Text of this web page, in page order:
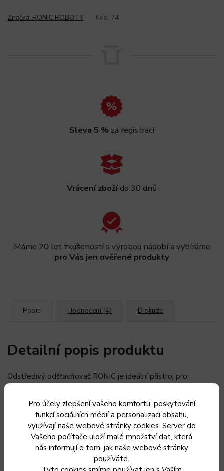
Pro účely zlepšení vašeho komfortu, poskytování
funkcí sociálních médií a personalizaci obsahu,
využívají naše webové stránky cookies. Server do
Vašeho počítače uloží malé množství dat, která
nás informují o tom, jak naše webové stránky
používáte.
Značka: RONIC ROBOTY Kód: 74
Sleva 5 % za registraci
Vrácení zbožído 30 dnů
Máme 20 let zkušeností s výrobou nádobí a vybíráme
pro Vás jen ověřené produkty
Popis Hodnocení (4) Diskuze
Detailní popis produktu
Odstředivý odšťavňovač RONIC je ideální přístroj pro
příslušenství pro roboty RONIC typů Ronic 20/25, Ronic
40, Ronic 50, Ronic 3000 a Ronic 5000.
Doplňkové parametry